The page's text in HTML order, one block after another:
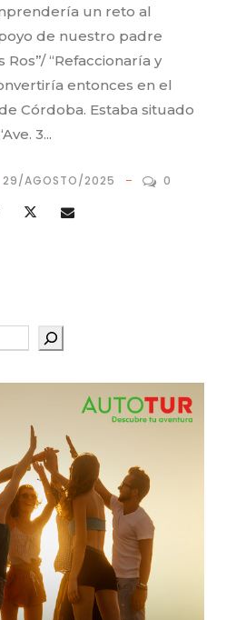
un reto al
de nuestro padre
Ros”/ “Refaccionaría y
entonces en el
Córdoba. Estaba situado
3...
29/AGOSTO/2025 0